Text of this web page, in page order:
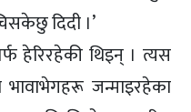
दिदी ।’
हेरिरहेकी थिइन् । त्यस
जन्माइरहेका